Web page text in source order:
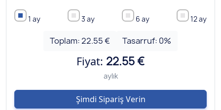
1 ay 3 ay 6 ay 12 ay
Toplam:22.55 € Tasarruf: 0%
Fiyat: 22.55 €
aylık
Şimdi Sipariş Verin